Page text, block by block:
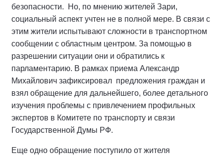
безопасности. Но, по мнению жителей Зари,
социальный аспект учтен не в полной мере. В связи с
этим жители испытывают сложности в транспортном
сообщении с областным центром. За помощью в
разрешении ситуации они и обратились к
парламентарию. В рамках приема Александр
Михайлович зафиксировал предложения граждан и
взял обращение для дальнейшего, более детального
изучения проблемы с привлечением профильных
экспертов в Комитете по транспорту и связи
Государственной Думы РФ.
Еще одно обращение поступило от жителя